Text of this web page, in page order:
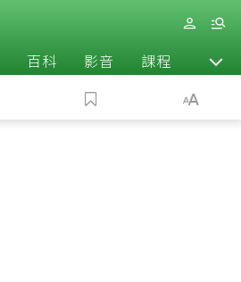
百科 影音 課程 退休